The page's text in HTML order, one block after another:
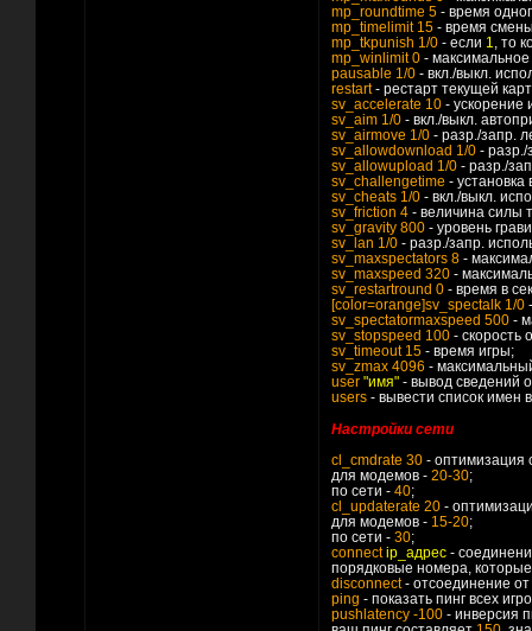
mp_roundtime 5 - время
mp_timelimit 15 - время
mp_tkpunish 1/0 - если 1, то
mp_winlimit 0 -
pausable 1/0 - вкл./выкл.
restart- рестарт текущей
sv_accelerate 10 - ускорение
sv_aim 1/0 - вкл./выкл.
sv_airmove 1/0 - разр./запр.
sv_allowdownload 1/0 - разр./
sv_allowupload 1/0 - разр./
sv_challengetime - установка
sv_cheats 1/0 - вкл./выкл.
sv_friction 4 - величина силы
sv_gravity 800 - уровень
sv_lan 1/0 - разр./запр.
sv_maxspectators 8 -
sv_maxspeed 320 -
sv_restartround 0 - время в
[color=orange]sv_spectalk 1/0
sv_spectatormaxspeed 500 -
sv_stopspeed 100 - скорость
sv_timeout 15 - время игры;
sv_zmax 4096 -
user "имя" - вывод сведений
users - вывести список имен
Настройки сети
cl_cmdrate 30 - оптимизация
для модемов - 20-30;
по сети - 40;
cl_updaterate 20 -
для модемов - 15-20;
по сети - 30;
connect ip_адрес -
порядковые номера,
disconnect- отсоединение от
ping - показать пинг всех
pushlatency -100 - инверсия